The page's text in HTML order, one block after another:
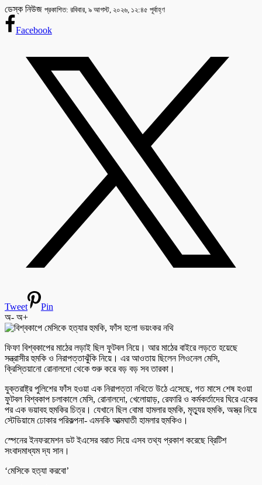
ডেস্ক নিউজ প্রকাশিত: রবিবার, ৯ আগস্ট, ২০২৬, ১২:৪৫ পূর্বাহ্ণ
Facebook
Tweet
Pin
অ- অ+
ফিফা বিশ্বকাপের মাঠের লড়াই ছিল ফুটবল নিয়ে। আর মাঠের বাইরে লড়তে হয়েছে
সন্ত্রাসীর হুমকি ও নিরাপত্তাঝুঁকি নিয়ে। এর আওতায় ছিলেন লিওনেল মেসি,
ক্রিস্তিয়ানো রোনালদো থেকে শুরু করে বড় বড় সব তারকা।
যুক্তরাষ্ট্র পুলিশের ফাঁস হওয়া এক নিরাপত্তা নথিতে উঠে এসেছে, গত মাসে শেষ হওয়া
ফুটবল বিশ্বকাপ চলাকালে মেসি, রোনালদো, খেলোয়াড়, রেফারি ও কর্মকর্তাদের ঘিরে একের
পর এক ভয়াবহ হুমকির চিত্র। যেখানে ছিল বোমা হামলার হুমকি, মৃত্যুর হুমকি, অস্ত্র নিয়ে
স্টেডিয়ামে ঢোকার পরিকল্পনা- এমনকি আত্মঘাতী হামলার হুমকিও।
স্পেনের ইনফরমেশন ডট ইএসের বরাত দিয়ে এসব তথ্য প্রকাশ করেছে ব্রিটিশ
সংবাদমাধ্যম দ্য সান।
‘মেসিকে হত্যা করবো’